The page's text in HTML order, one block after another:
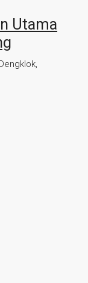
Utama